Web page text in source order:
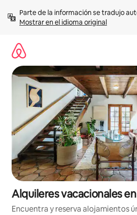
contenidoMostrar en el idioma original
Alquileres vacacionales
Encuentra y reserva alojamientos